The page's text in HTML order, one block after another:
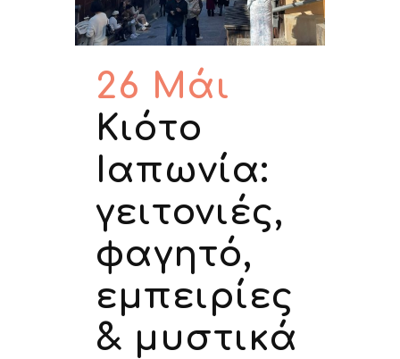
26 Μάι
Κιότο
Ιαπωνία:
γειτονιές,
φαγητό,
εμπειρίες
& μυστικά